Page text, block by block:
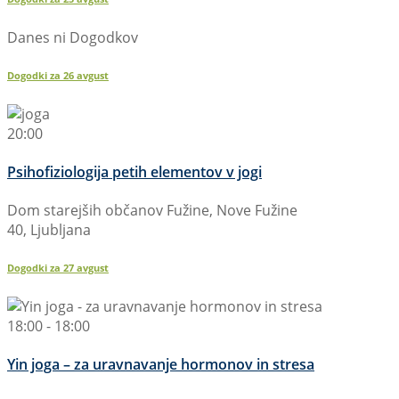
Danes ni Dogodkov
Dogodki za 26 avgust
20:00
Psihofiziologija petih elementov v jogi
Dom starejših občanov Fužine, Nove Fužine
40, Ljubljana
Dogodki za 27 avgust
18:00 - 18:00
Yin joga – za uravnavanje hormonov in stresa